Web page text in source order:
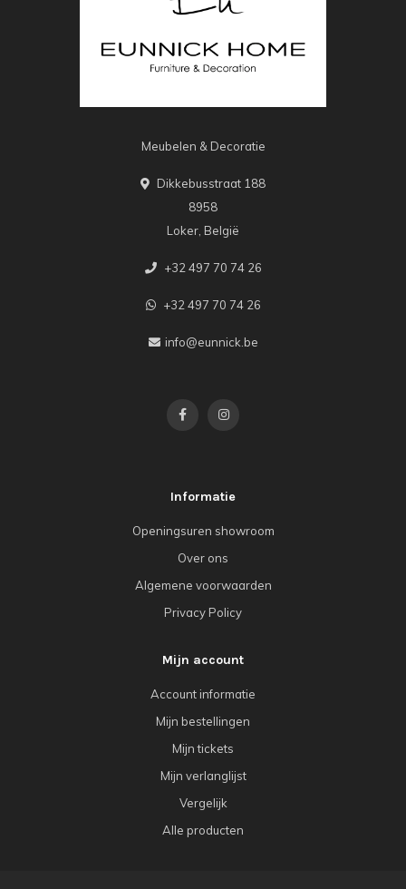
Meubelen & Decoratie
Dikkebusstraat 188
8958
Loker, België
+32 497 70 74 26
+32 497 70 74 26
info@eunnick.be
Informatie
Openingsuren showroom
Over ons
Algemene voorwaarden
Privacy Policy
Mijn account
Account informatie
Mijn bestellingen
Mijn tickets
Mijn verlanglijst
Vergelijk
Alle producten